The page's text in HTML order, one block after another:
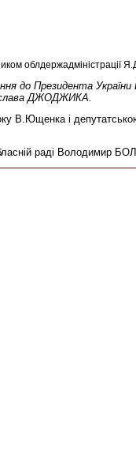
до Президента
ДЖОДЖИКА.
В.Ющенка і
раді Володимир